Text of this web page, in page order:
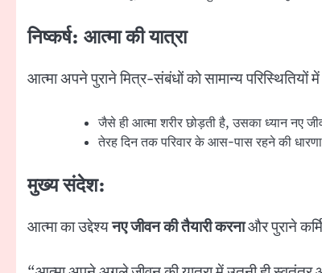
निष्कर्ष: आत्मा की यात्रा
आत्मा अपने पुराने मित्र-संबंधों को सामान्य परिस्थितियों
जैसे ही आत्मा शरीर छोड़ती है, उसका ध्यान नए
तेरह दिन तक परिवार के आस-पास रहने की
मुख्य संदेश:
आत्मा का उद्देश्यनए जीवन की तैयारी करनाऔर पुराने